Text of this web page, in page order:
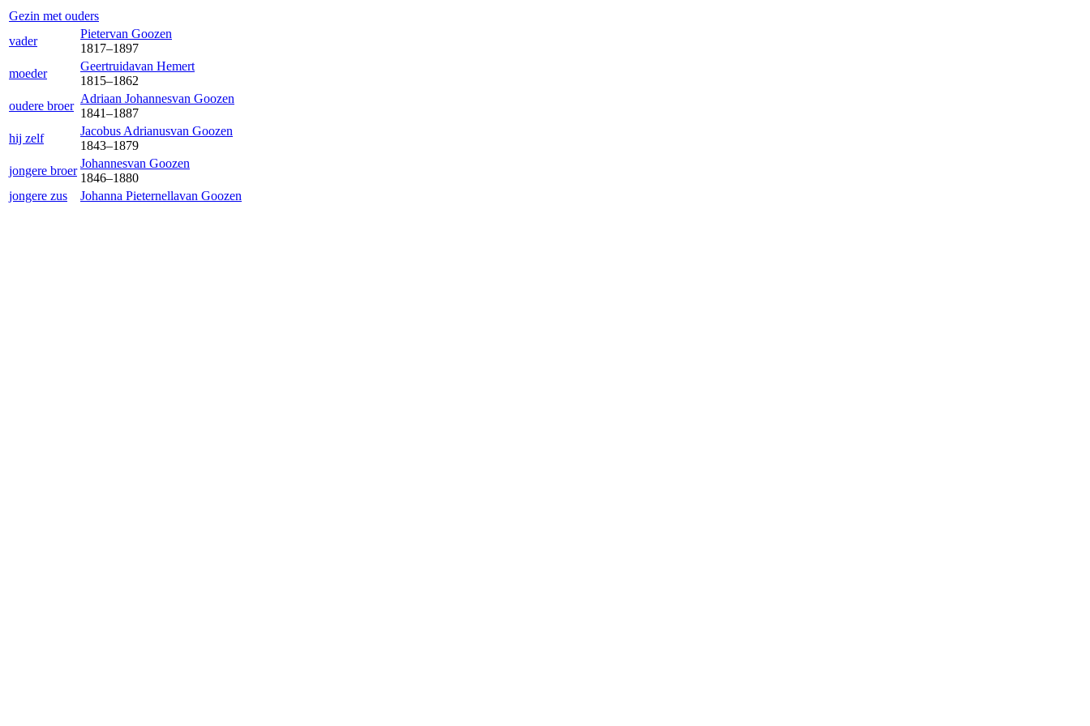
Gezin met ouders
vader
Pietervan Goozen
1817–1897
moeder
Geertruidavan Hemert
1815–1862
oudere broer
Adriaan Johannesvan Goozen
1841–1887
hij zelf
Jacobus Adrianusvan Goozen
1843–1879
jongere broer
Johannesvan Goozen
1846–1880
jongere zus
Johanna Pieternellavan Goozen